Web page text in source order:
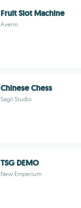
Fruit Slot Machine
Averin
Chinese Chess
Sagil Studio
TSG DEMO
New Emperium